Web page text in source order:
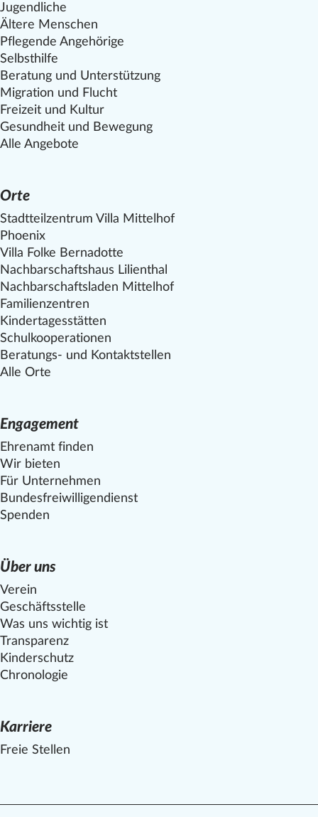
Jugendliche
Ältere Menschen
Pflegende Angehörige
Selbsthilfe
Beratung und Unterstützung
Migration und Flucht
Freizeit und Kultur
Gesundheit und Bewegung
Alle Angebote
Orte
Stadtteilzentrum Villa Mittelhof
Phoenix
Villa Folke Bernadotte
Nachbarschaftshaus Lilienthal
Nachbarschaftsladen Mittelhof
Familienzentren
Kindertagesstätten
Schulkooperationen
Beratungs- und Kontaktstellen
Alle Orte
Engagement
Ehrenamt finden
Wir bieten
Für Unternehmen
Bundesfreiwilligendienst
Spenden
Über uns
Verein
Geschäftsstelle
Was uns wichtig ist
Transparenz
Kinderschutz
Chronologie
Karriere
Freie Stellen